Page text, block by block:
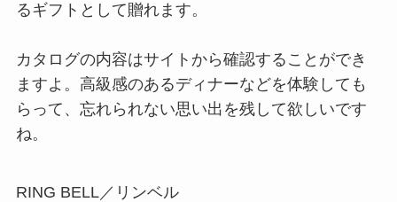
るギフトとして贈れます。
カタログの内容はサイトから確認することができ
ますよ。高級感のあるディナーなどを体験しても
らって、忘れられない思い出を残して欲しいです
ね。
RING BELL／リンベル